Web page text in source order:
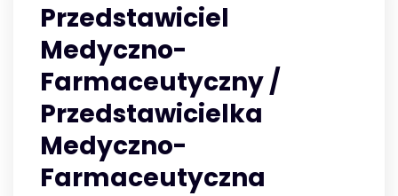
Przedstawiciel
Medyczno-
Farmaceutyczny /
Przedstawicielka
Medyczno-
Farmaceutyczna